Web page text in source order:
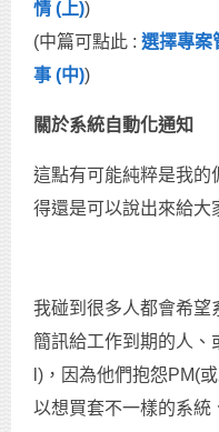
情 (上))
(中篇可點此 : 選擇專案
事 (中))
關於系統自動化通知
這點有可能純粹是我的
得還是可以說出來給大
我碰到很多人都會希望
簡訊給工作到期的人、
l)，因為他們抱怨PM(
以想買套不一樣的系統